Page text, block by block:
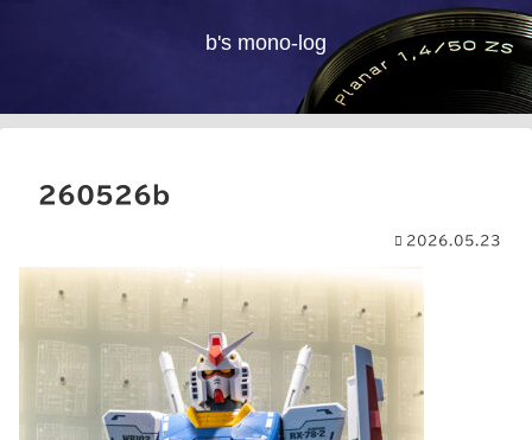
b's mono-log
260526b
2026.05.23